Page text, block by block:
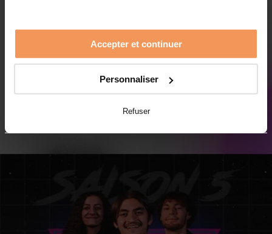
Accepter et continuer
Personnaliser
Refuser